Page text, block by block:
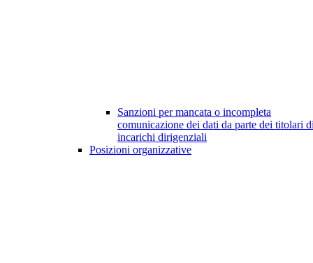
Sanzioni per mancata o incompleta
comunicazione dei dati da parte dei titolari
incarichi dirigenziali
Posizioni organizzative